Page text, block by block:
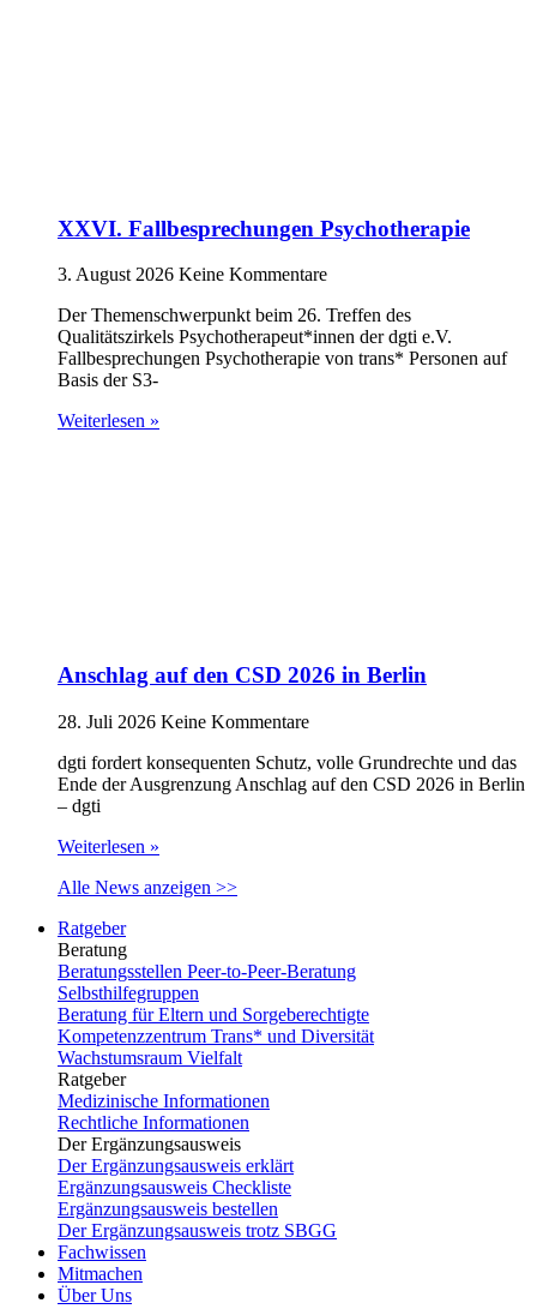
XXVI. Fallbesprechungen Psychotherapie
3. August 2026 Keine Kommentare
Der Themenschwerpunkt beim 26. Treffen des
Qualitätszirkels Psychotherapeut*innen der dgti e.V.
Fallbesprechungen Psychotherapie von trans* Personen auf
Basis der S3-
Weiterlesen »
Anschlag auf den CSD 2026 in Berlin
28. Juli 2026 Keine Kommentare
dgti fordert konsequenten Schutz, volle Grundrechte und das
Ende der Ausgrenzung Anschlag auf den CSD 2026 in Berlin
– dgti
Weiterlesen »
Alle News anzeigen >>
Ratgeber
Beratung
Beratungsstellen Peer-to-Peer-Beratung
Selbsthilfegruppen
Beratung für Eltern und Sorgeberechtigte
Kompetenzzentrum Trans* und Diversität
Wachstumsraum Vielfalt
Ratgeber
Medizinische Informationen
Rechtliche Informationen
Der Ergänzungsausweis
Der Ergänzungsausweis erklärt
Ergänzungsausweis Checkliste
Ergänzungsausweis bestellen
Der Ergänzungsausweis trotz SBGG
Fachwissen
Mitmachen
Über Uns